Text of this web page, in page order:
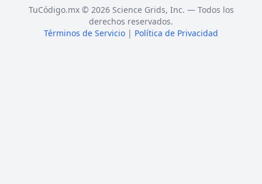
TuCódigo.mx © 2026 Science Grids, Inc. — Todos los
derechos reservados.
Términos de Servicio | Política de Privacidad